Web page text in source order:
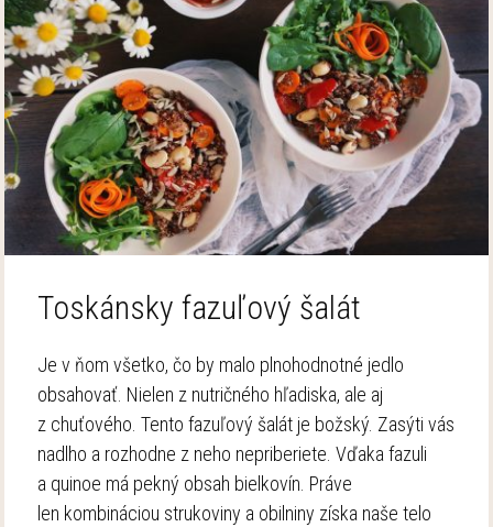
Toskánsky fazuľový šalát
Je v ňom všetko, čo by malo plnohodnotné jedlo
obsahovať. Nielen z nutričného hľadiska, ale aj
z chuťového. Tento fazuľový šalát je božský. Zasýti vás
nadlho a rozhodne z neho nepriberiete. Vďaka fazuli
a quinoe má pekný obsah bielkovín. Práve
len kombináciou strukoviny a obilniny získa naše telo